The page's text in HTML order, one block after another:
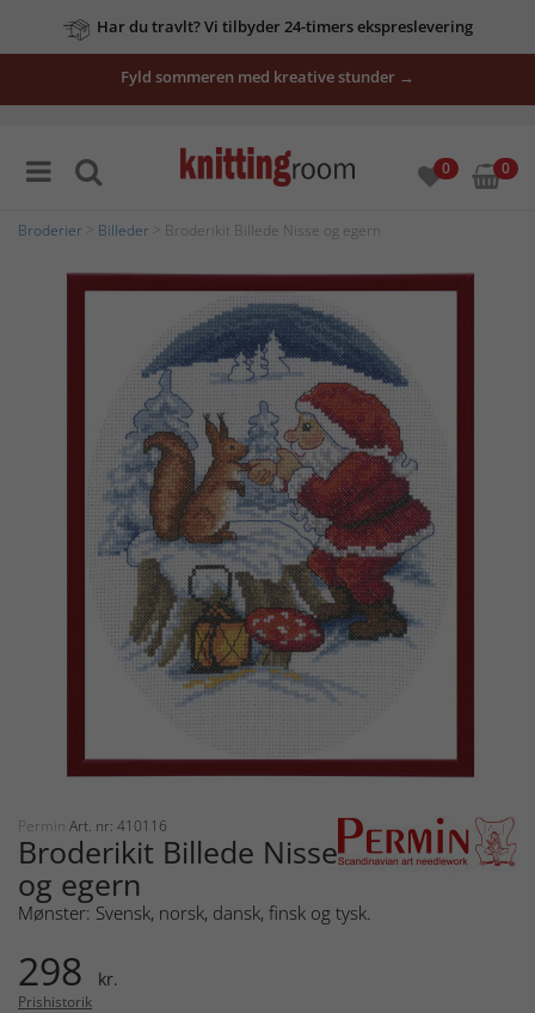
Har du travlt? Vi tilbyder 24-timers ekspreslevering
Fyld sommeren med kreative stunder →
0 0
Broderier Billeder > Broderikit Billede Nisse og egern
Permin Art. nr: 410116
Broderikit Billede Nisse
og egern
Mønster: Svensk, norsk, dansk, finsk og tysk.
298 kr.
Prishistorik